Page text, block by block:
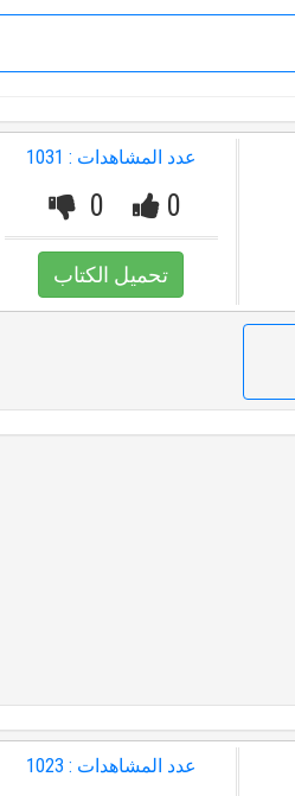
عدد المشاهدات : 1031
0
0
تحميل الكتاب
عدد المشاهدات : 1023